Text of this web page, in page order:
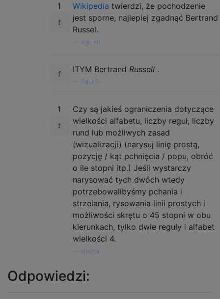
1 Wikipedia twierdzi, że pochodzenie
jest sporne, najlepiej zgadnąć Bertrand
Russel.
ugoren
ITYM Bertrand Russell .
Paul R
1
Czy są jakieś ograniczenia dotyczące
wielkości alfabetu, liczby reguł, liczby
rund lub możliwych zasad
(wizualizacji) (narysuj linię prostą,
pozycję / kąt pchnięcia / popu, obróć
o ile stopni itp.) Jeśli wystarczy
narysować tych dwóch wtedy
potrzebowalibyśmy pchania i
strzelania, rysowania linii prostych i
możliwości skrętu o 45 stopni w obu
kierunkach, tylko dwie reguły i alfabet
wielkości 4.
shiona
Odpowiedzi: